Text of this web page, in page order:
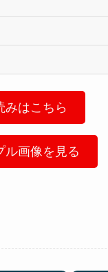
みはこちら
ル画像を見る